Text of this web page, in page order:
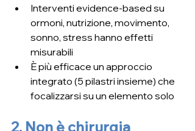
Interventi evidence-based su
ormoni, nutrizione, movimento,
sonno, stress hanno effetti
misurabili
È più efficace un approccio
integrato (5 pilastri insieme) che
focalizzarsi su un elemento solo
2. Non è chirurgia